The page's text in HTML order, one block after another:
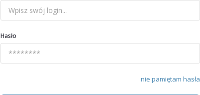
Hasło
nie pamiętam hasła